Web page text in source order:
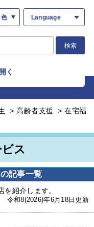
Language
検索
く
> 高齢者支援 > 在宅福
ス
記事一覧
紹介します。
令和8(2026)年6月18日更新